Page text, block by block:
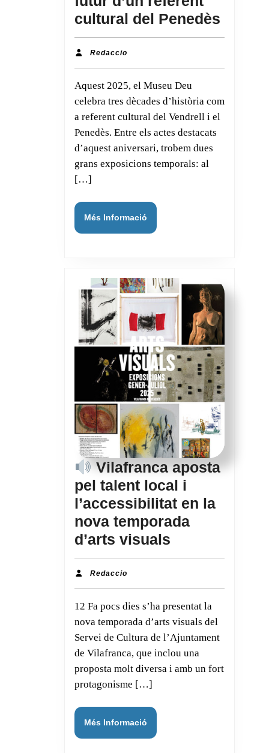
cultural del Penedès
Núria
Museu
i
d’un
del
Redaccio
Aquest 2025, el Museu Deu
celebra tres dècades d’història com
a referent cultural del Vendrell i el
Penedès. Entre els actes destacats
d’aquest aniversari, trobem dues
grans exposicions temporals: al
[…]
Més Informació
Informació
Vilafranca aposta
pel talent local i
l’accessibilitat en la
nova temporada
d’arts visuals
Vilafranca
pel
talent
local
Redaccio
12 Fa pocs dies s’ha presentat la
nova temporada d’arts visuals del
Servei de Cultura de l’Ajuntament
de Vilafranca, que inclou una
proposta molt diversa i amb un fort
protagonisme […]
Més Informació
Informació